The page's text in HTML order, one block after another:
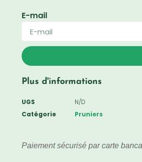
E-mail
Plus d'informations
UGS
N/D
Catégorie
Pruniers
Paiement sécurisé par carte